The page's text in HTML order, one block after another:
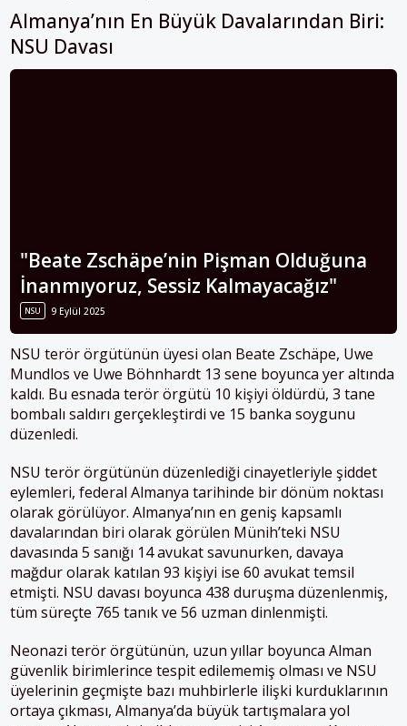
Almanya’nın En Büyük Davalarından Biri:
NSU Davası
"Beate Zschäpe’nin Pişman Olduğuna
İnanmıyoruz, Sessiz Kalmayacağız"
NSU 9 Eylül 2025
NSU terör örgütünün üyesi olan Beate Zschäpe, Uwe
Mundlos ve Uwe Böhnhardt 13 sene boyunca yer altında
kaldı. Bu esnada terör örgütü 10 kişiyi öldürdü, 3 tane
bombalı saldırı gerçekleştirdi ve 15 banka soygunu
düzenledi.
NSU terör örgütünün düzenlediği cinayetleriyle şiddet
eylemleri, federal Almanya tarihinde bir dönüm noktası
olarak görülüyor. Almanya’nın en geniş kapsamlı
davalarından biri olarak görülen Münih’teki NSU
davasında 5 sanığı 14 avukat savunurken, davaya
mağdur olarak katılan 93 kişiyi ise 60 avukat temsil
etmişti. NSU davası boyunca 438 duruşma düzenlenmiş,
tüm süreçte 765 tanık ve 56 uzman dinlenmişti.
Neonazi terör örgütünün, uzun yıllar boyunca Alman
güvenlik birimlerince tespit edilememiş olması ve NSU
üyelerinin geçmişte bazı muhbirlerle ilişki kurduklarının
ortaya çıkması, Almanya’da büyük tartışmalara yol